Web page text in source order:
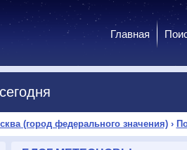
Главная
(город федерального значения)›